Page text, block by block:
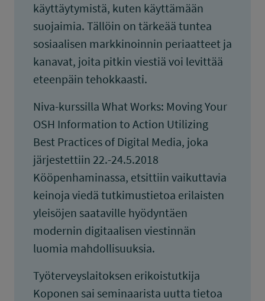
käyttäytymistä, kuten käyttämään
suojaimia. Tällöin on tärkeää tuntea
sosiaalisen markkinoinnin periaatteet ja
kanavat, joita pitkin viestiä voi levittää
eteenpäin tehokkaasti.
Niva-kurssilla What Works: Moving Your
OSH Information to Action Utilizing
Best Practices of Digital Media, joka
järjestettiin 22.-24.5.2018
Kööpenhaminassa, etsittiin vaikuttavia
keinoja viedä tutkimustietoa erilaisten
yleisöjen saataville hyödyntäen
modernin digitaalisen viestinnän
luomia mahdollisuuksia.
Työterveyslaitoksen erikoistutkija
Koponen sai seminaarista uutta tietoa